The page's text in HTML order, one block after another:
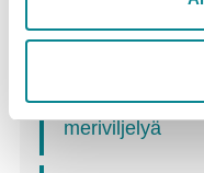
selville
meriviljelyä